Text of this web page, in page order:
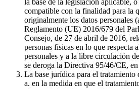
compatible con la finalidad para la
originalmente los datos personales
Reglamento (UE) 2016/679 del
Consejo, de 27 de abril de 2016,
personas físicas en lo que respecta
personales y a la libre circulación
se deroga la Directiva 95/46/CE,
La base jurídica para el tratamiento
a. en la medida en que el